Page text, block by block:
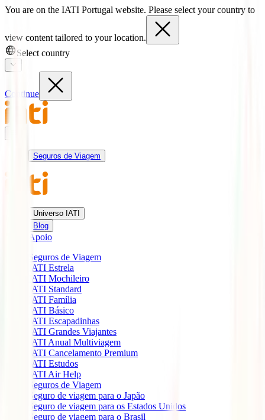
You are on the IATI Portugal website. Please select your country to
view content tailored to your location.
Select country
Continue
Seguros de Viagem
Universo IATI
Blog
Apoio
Seguros de Viagem
IATI Estrela
IATI Mochileiro
IATI Standard
IATI Família
IATI Básico
IATI Escapadinhas
IATI Grandes Viajantes
IATI Anual Multiviagem
IATI Cancelamento Premium
IATI Estudos
IATI Air Help
Seguros de Viagem
Seguro de viagem para o Japão
Seguro de viagem para os Estados Unidos
Seguro de viagem para o Brasil